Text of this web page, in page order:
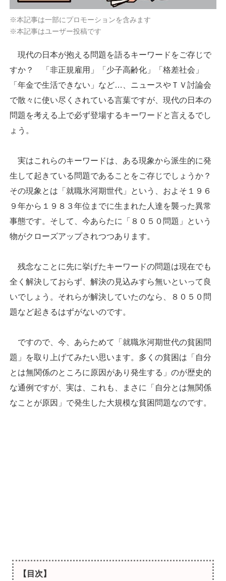
※本記事は一部にプロモーションを含みます
※本記事はユーザー投稿です
現代の日本が抱える問題を語るキーワードをご存じで
すか？ 「非正規雇用」「少子高齢化」「格差社会」
「年金で生活できない」など…、ニュースやＴＶ討論会
で散々に使い尽くされている言葉ですが、現代の日本の
問題を考える上で必ず登場するキーワードと言えるでし
ょう。
実はこれらのキーワードは、ある現象から派生的に発
生して起きている問題であることをご存じでしょうか？
その現象とは「就職氷河期世代」という、およそ１９６
９年から１９８３年位までに生まれた人達を襲った異常
事態です。そして、今あらたに「８０５０問題」という
物がクローズアップされつつあります。
残念なことに先に挙げたキーワードの問題は現在でも
全く解決しておらず、解決の見込みすら無いといって良
いでしょう。それらが解決していたのなら、８０５０問
題など起きるはずがないのです。
ですので、今、あらためて「就職氷河期世代の貧困問
題」を取り上げてみたい思います。多くの貧困は「自分
とは無関係のところに原因があり発生する」のが歴史的
な通例ですが、実は、これも、まさに「自分とは無関係
なことが原因」で発生した大規模な貧困問題なのです。
【目次】